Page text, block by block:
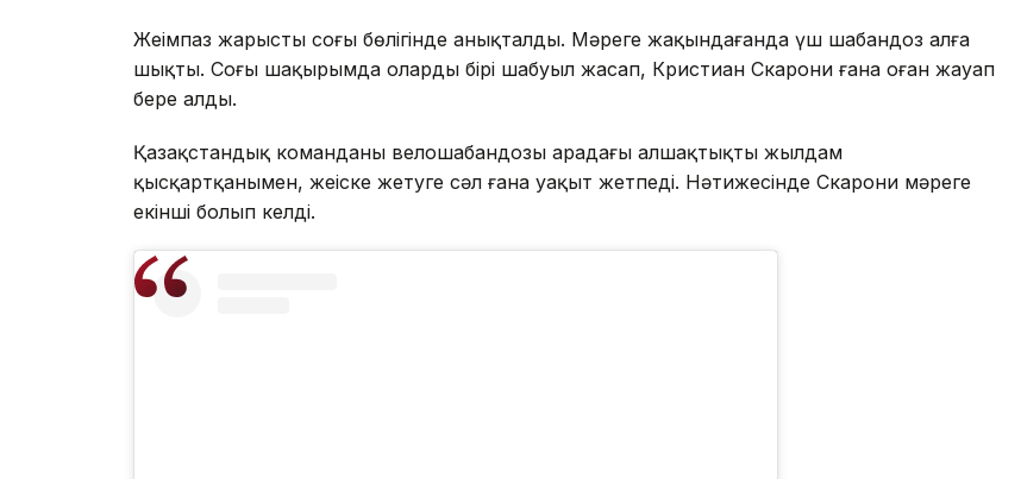
Жеңімпаз жарыстың соңғы бөлігінде анықталды. Мәреге жақындағанда үш шабандоз алға
шықты. Соңғы шақырымда олардың бірі шабуыл жасап, Кристиан Скарони ғана оған жауап
бере алды.
Қазақстандық команданың велошабандозы арадағы алшақтықты жылдам
қысқартқанымен, жеңіске жетуге сәл ғана уақыт жетпеді. Нәтижесінде Скарони мәреге
екінші болып келді.